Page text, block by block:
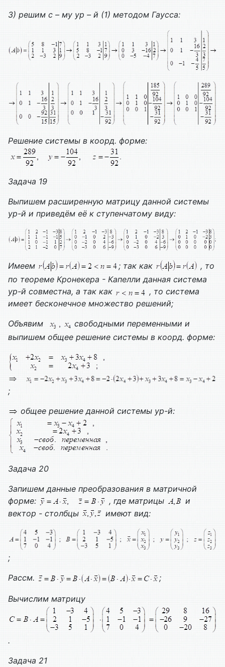
3) решим с – му ур – й (1) методом Гаусса:
Решение системы в коорд. форме:
Задача 19
Выпишем расширенную матрицу данной системы
ур-й и приведём её к ступенчатому виду:
Имеем ; так как
, то
по теореме Кронекера - Капелли данная система
ур-й совместна, а так как
, то система
имеет бесконечное множество решений;
Объявим
свободными переменными и
выпишем общее решение системы в коорд. форме:
;
общее решение данной системы ур-й:
Задача 20
Запишем данные преобразования в матричной
форме:
, где матрицы
и
вектор - столбцы
имеют вид:
;
Рассм.
;
Вычислим матрицу
.
Задача 21